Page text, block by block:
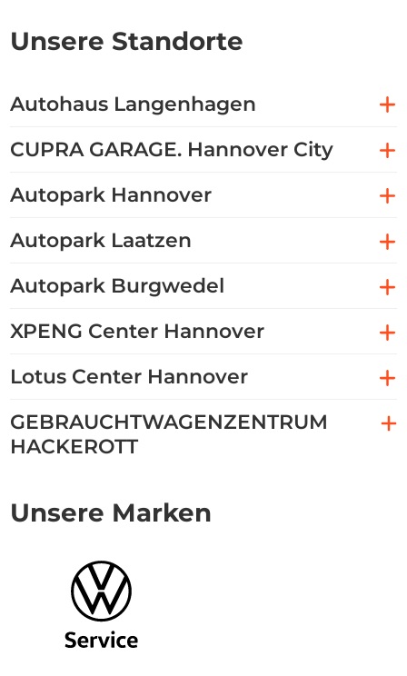
Unsere Standorte
Autohaus Langenhagen
CUPRA GARAGE. Hannover City
Autopark Hannover
Autopark Laatzen
Autopark Burgwedel
XPENG Center Hannover
Lotus Center Hannover
GEBRAUCHTWAGENZENTRUM
HACKEROTT
Unsere Marken